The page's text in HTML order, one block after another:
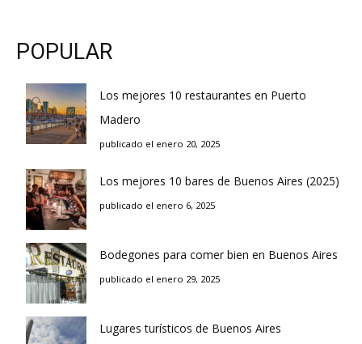
POPULAR
Los mejores 10 restaurantes en Puerto
Madero
publicado el enero 20, 2025
Los mejores 10 bares de Buenos Aires (2025)
publicado el enero 6, 2025
Bodegones para comer bien en Buenos Aires
publicado el enero 29, 2025
Lugares turísticos de Buenos Aires